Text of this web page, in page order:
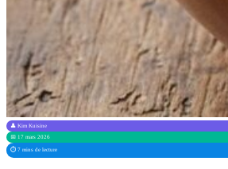
👤 Kim Kuisine
📅 17 mars 2026
⏱️ 7 mins de lecture